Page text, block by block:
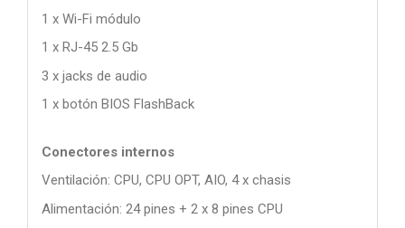
1 x Wi-Fi módulo
1 x RJ-45 2.5 Gb
3 x jacks de audio
1 x botón BIOS FlashBack
Conectores internos
Ventilación: CPU, CPU OPT, AIO, 4 x chasis
Alimentación: 24 pines + 2 x 8 pines CPU